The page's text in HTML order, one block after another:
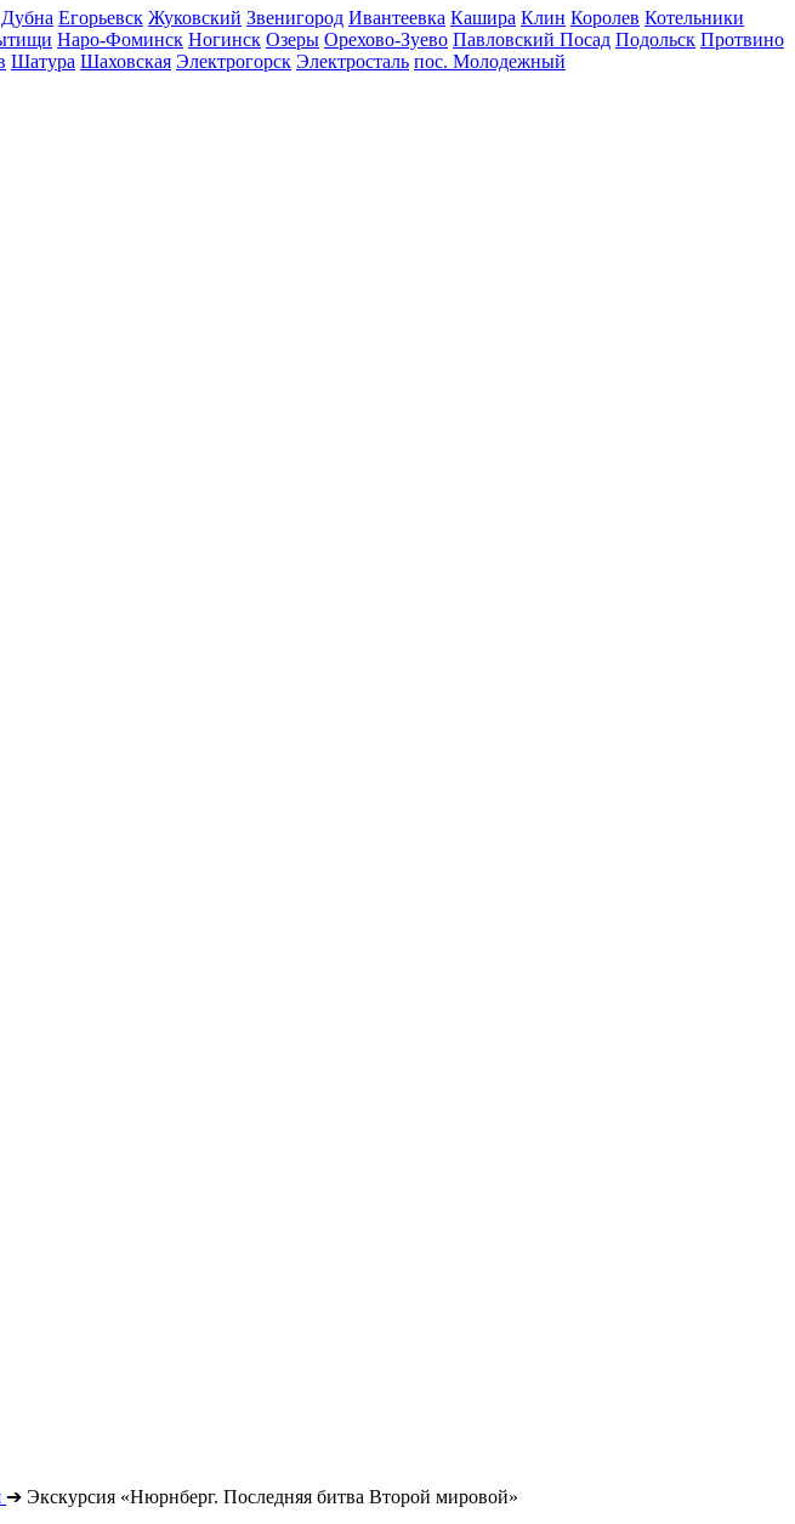
Дубна Егорьевск Жуковский Звенигород Ивантеевка Кашира Клин Королев Котельники
Наро-Фоминск Ногинск Озеры Орехово-Зуево Павловский Посад Подольск Протвино
Шатура Шаховская Электрогорск Электросталь пос. Молодежный
➔ Экскурсия «Нюрнберг. Последняя битва Второй мировой»